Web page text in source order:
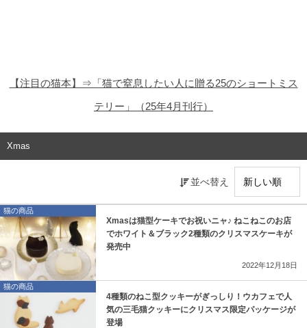
【注目の猫本】⇒「猫で窒息したい人に贈る25のショートミス
テリー」（25年4月刊行）
Xmas
並べ替え
猫の商品
Xmasは猫型ケーキでお祝いニャ♪ ねこねこのお店
でホワイト＆ブラック2種類のクリスマスケーキが
発売中
2022年12月18日
猫の商品
4種類のねこ型クッキーがぎっしり！ウカフェで人
気の三毛猫クッキーにクリスマス限定パッケージが
登場
猫の社会問題